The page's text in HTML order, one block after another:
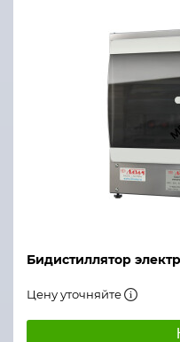
Бидистиллятор
Цену уточняйте